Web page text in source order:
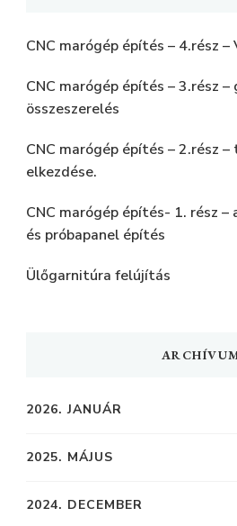
CNC marógép építés – 4.rész
CNC marógép építés – 3.rész
összeszerelés
CNC marógép építés – 2.rész
elkezdése.
CNC marógép építés- 1. rész –
és próbapanel építés
Ülőgarnitúra felújítás
2026. JANUÁR
2025. MÁJUS
2024. DECEMBER